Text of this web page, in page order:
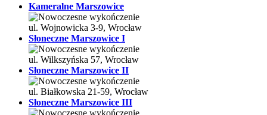
Kameralne Marszowice
ul. Wojnowicka 3-9, Wrocław
Słoneczne Marszowice I
ul. Wilkszyńska 57, Wrocław
Słoneczne Marszowice II
ul. Białkowska 21-59, Wrocław
Słoneczne Marszowice III